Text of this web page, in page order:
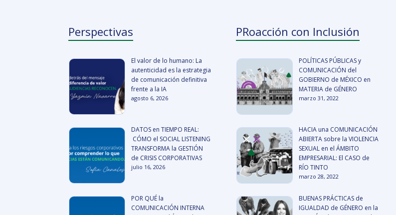
Perspectivas
El valor de lo humano: La
autenticidad es la estrategia
de comunicación definitiva
frente a la IA
agosto 6, 2026
DATOS en TIEMPO REAL:
CÓMO el SOCIAL LISTENING
TRANSFORMA la GESTIÓN
de CRISIS CORPORATIVAS
julio 16, 2026
POR QUÉ la
COMUNICACIÓN INTERNA
PRoacción con Inclusión
POLÍTICAS PÚBLICAS y
COMUNICACIÓN del
GOBIERNO de MÉXICO en
MATERIA de GÉNERO
marzo 31, 2022
HACIA una COMUNICACIÓN
ABIERTA sobre la VIOLENCIA
SEXUAL en el ÁMBITO
EMPRESARIAL: El CASO de
RÍO TINTO
marzo 28, 2022
BUENAS PRÁCTICAS de
IGUALDAD de GÉNERO en la